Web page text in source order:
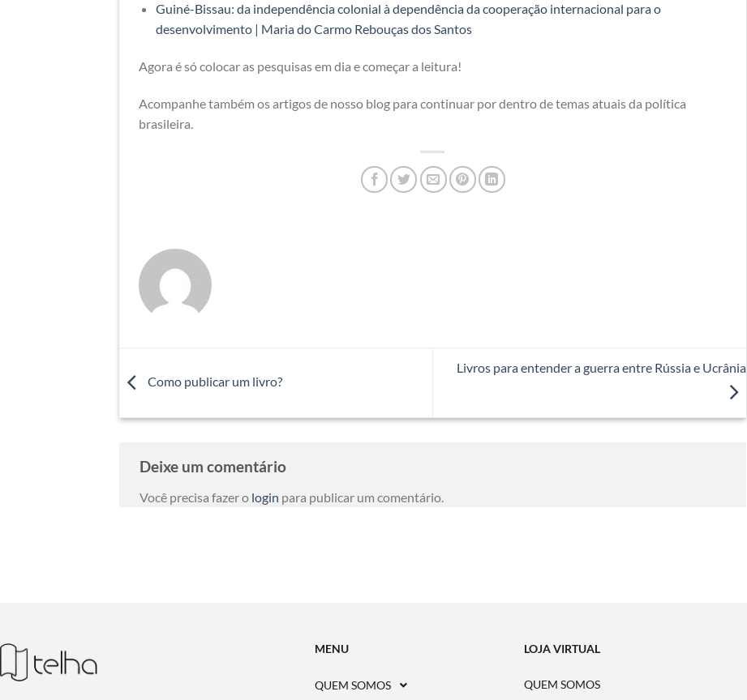
Guiné-Bissau: da independência colonial à dependência da cooperação internacional para o
desenvolvimento | Maria do Carmo Rebouças dos Santos
Agora é só colocar as pesquisas em dia e começar a leitura!
Acompanhe também os artigos de nosso blog para continuar por dentro de temas atuais da política
brasileira.
Como publicar um livro?
Livros para entender a guerra entre Rússia e Ucrânia
Deixe um comentário
Você precisa fazer o login para publicar um comentário.
MENU
QUEM SOMOS
LOJA VIRTUAL
QUEM SOMOS